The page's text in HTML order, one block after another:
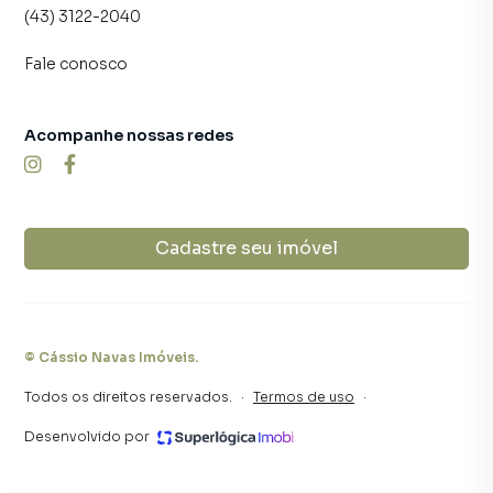
atendimento preparada para atender proprietários e
inquilinos.
(43) 3122-2040
Fale conosco
Cadastre seu imóvel
Acompanhe nossas redes
© Cássio Navas Imóveis.
Todos os direitos reservados. · Termos de uso ·
Desenvolvido por